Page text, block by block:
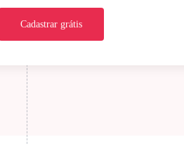
Cadastrar grátis